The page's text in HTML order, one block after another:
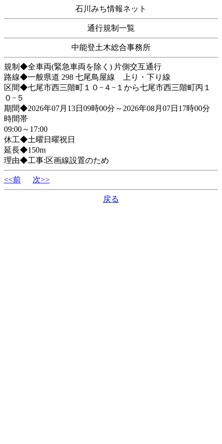
石川みち情報ネット
通行規制一覧
中能登土木総合事務所
規制◆全車両(緊急車両を除く) 片側交互通行
路線◆一般県道 298 七尾鳥屋線 上り・下り線
区間◆七尾市西三階町１０−４−１から七尾市西三階町丙１
０−５
期間◆2026年07月13日09時00分～2026年08月07日17時00分
時間帯
09:00～17:00
休工◆土曜日曜祝日
延長◆150m
理由◆工事:区画線設置のため
<<前 次>>
戻る